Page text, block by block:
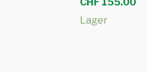
Lager